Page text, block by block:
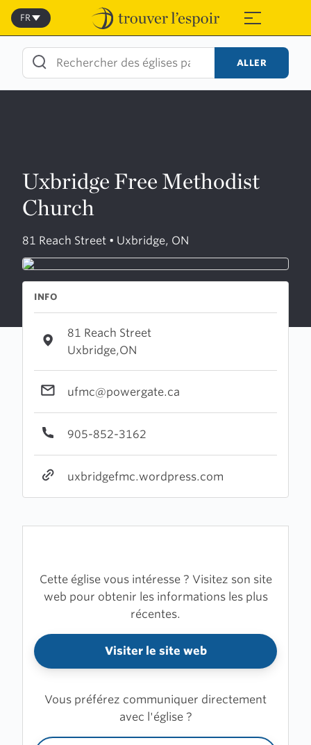
Skip
content
≡
FR
ALLER
Uxbridge Free Methodist
Church
81 Reach Street • Uxbridge, ON
INFO
81 Reach Street
Uxbridge,ON
ufmc@powergate.ca
905-852-3162
uxbridgefmc.wordpress.com
Cette église vous intéresse ? Visitez son site
web pour obtenir les informations les plus
récentes.
Visiter le site web
Vous préférez communiquer directement
avec l'église ?